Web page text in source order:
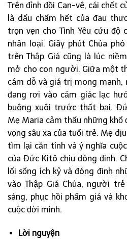
Trên đỉnh đồi Can-vê, cái chết
là dấu chấm hết của đau
trọn vẹn cho Tình Yêu cứu độ
nhân loại. Giây phút Chúa
trên Thập Giá cũng là lúc
mở cho con người. Giữa một
cám dỗ và giá trị mong
đang rơi vào cảm giác lạc
buông xuôi trước thất bại.
Mẹ Maria cảm thấu những khổ
vọng sâu xa của tuổi trẻ. Mẹ
tìm lại căn tính và ý nghĩa
của Đức Kitô chịu đóng đinh.
lối sống ích kỷ và đóng đinh
vào Thập Giá Chúa, người
sáng, phục hồi phẩm giá và
cuộc đời mình.
Lời nguyện